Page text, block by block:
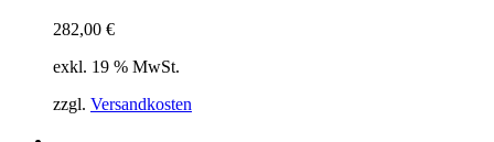
282,00 €
exkl. 19 % MwSt.
zzgl. Versandkosten